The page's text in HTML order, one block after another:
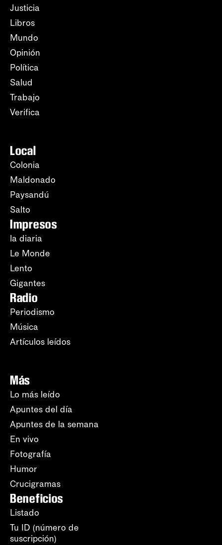
Justicia
Libros
Mundo
Opinión
Política
Salud
Trabajo
Verifica
Local
Colonia
Maldonado
Paysandú
Salto
Impresos
la diaria
Le Monde
Lento
Gigantes
Radio
Periodismo
Música
Artículos leídos
Más
Lo más leído
Apuntes del día
Apuntes de la semana
En vivo
Fotografía
Humor
Crucigramas
Beneficios
Listado
Tu ID (número de
suscripción)